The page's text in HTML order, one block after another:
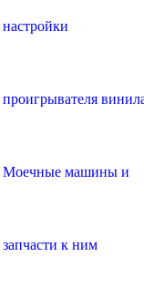
настройки
проигрывателя
Моечные машины и
запчасти к ним